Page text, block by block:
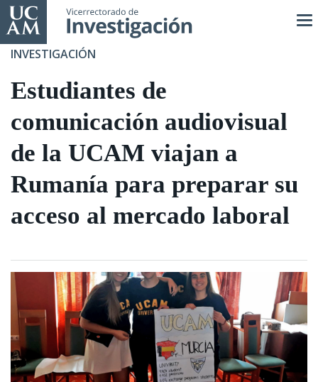
Pasar
al
contenido
INVESTIGACIÓN
Estudiantes de
comunicación audiovisual
de la UCAM viajan a
Rumanía para preparar su
acceso al mercado laboral